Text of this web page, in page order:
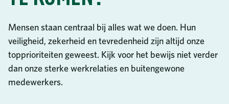
Mensen staan centraal bij alles wat we doen. Hun
veiligheid, zekerheid en tevredenheid zijn altijd onze
topprioriteiten geweest. Kijk voor het bewijs niet verder
dan onze sterke werkrelaties en buitengewone
medewerkers.